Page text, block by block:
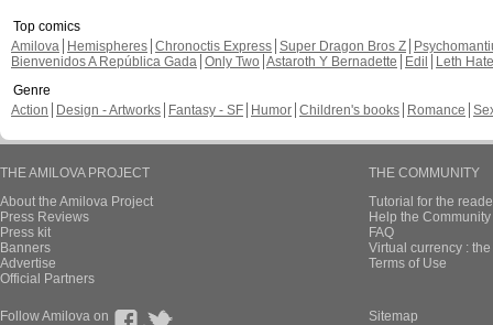
Top comics
Amilova
Hemispheres Chronoctis Express Super Dragon Bros Z
Bienvenidos A República Gada Only Two Astaroth Y Bernadette Edil
Leth Hate
Genre
Action
Design - Artworks Fantasy - SF Humor Children's books Romance
THE AMILOVA PROJECT
About the Amilova Project
Press Reviews
Press kit
Banners
Advertise
Official Partners
THE COMMUNITY
Tutorial for the
Help the
FAQ
Virtual currency :
Terms of Use
Follow Amilova on Sitemap